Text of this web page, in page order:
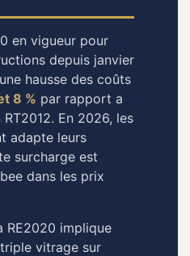
en vigueur pour
depuis janvier
hausse des coûts
8 % par rapport a
En 2026, les
adapte leurs
surcharge est
dans les prix
RE2020 implique
vitrage sur